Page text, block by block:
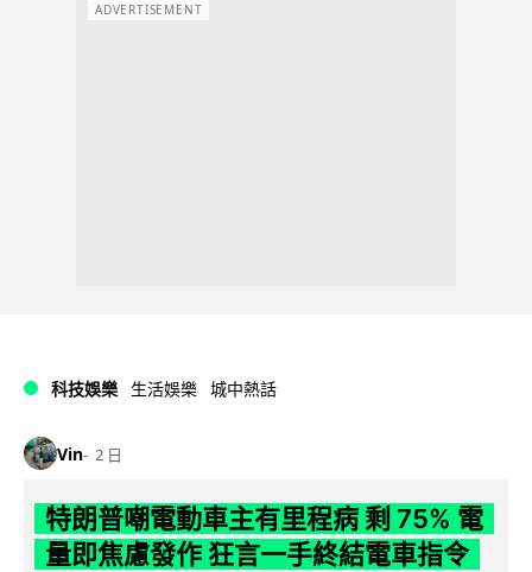
ADVERTISEMENT
科技娛樂 生活娛樂 城中熱話
Vin 2 日
特朗普嘲電動車主有里程病 剩 75% 電
量即焦慮發作 狂言一手終結電車指令